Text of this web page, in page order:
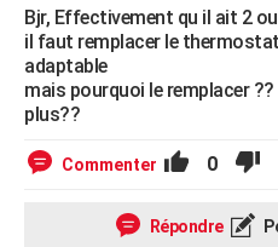
Bjr, Effectivement qu il ait 2
il faut remplacer le
adaptable
mais pourquoi le remplacer
plus??
Commenter 0
Répondre